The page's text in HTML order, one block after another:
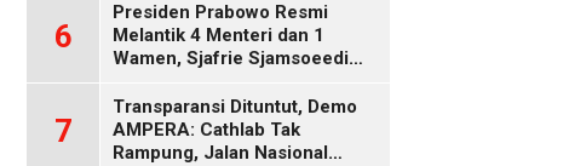
Oikumenis
6
Presiden Prabowo Resmi
Melantik 4 Menteri dan 1
Wamen, Sjafrie Sjamsoeedi
Gantikan Budi Gunawan
7
Transparansi Dituntut, Demo
AMPERA: Cathlab Tak
Rampung, Jalan Nasional